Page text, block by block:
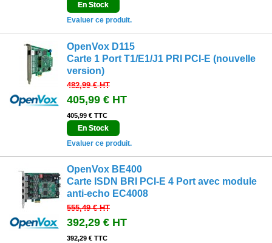
En Stock
Evaluer ce produit.
OpenVox D115
Carte 1 Port T1/E1/J1 PRI PCI-E (nouvelle
version)
482,99 €HT
405,99 € HT
405,99 € TTC
En Stock
Evaluer ce produit.
OpenVox BE400
Carte ISDN BRI PCI-E 4 Port avec module
anti-echo EC4008
555,49 €HT
392,29 € HT
392,29 € TTC